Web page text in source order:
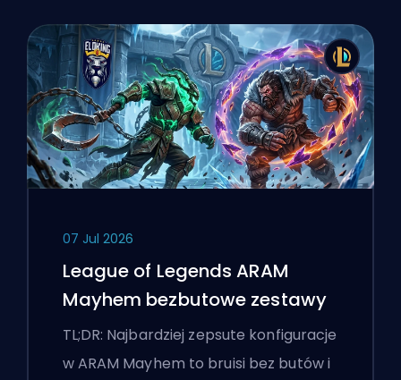
07 Jul 2026
League of Legends ARAM
Mayhem bezbutowe zestawy
TL;DR: Najbardziej zepsute konfiguracje
w ARAM Mayhem to bruisi bez butów i